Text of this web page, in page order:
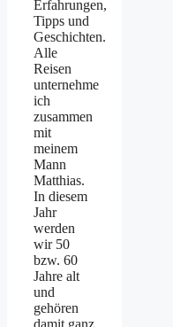
Erfahrungen,
Tipps und
Geschichten.
Alle
Reisen
unternehme
ich
zusammen
mit
meinem
Mann
Matthias.
In diesem
Jahr
werden
wir 50
bzw. 60
Jahre alt
und
gehören
damit ganz